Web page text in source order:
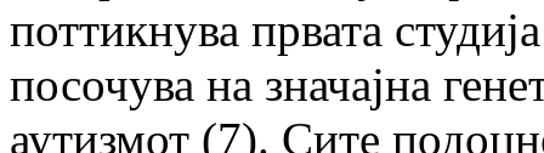
поттикнува првата
посочува на значајна
аутизмот (7). Сите